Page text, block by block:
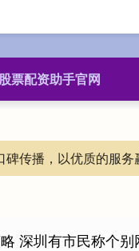
票配资助手官网
传播，以优质的服务
深圳有市民称个